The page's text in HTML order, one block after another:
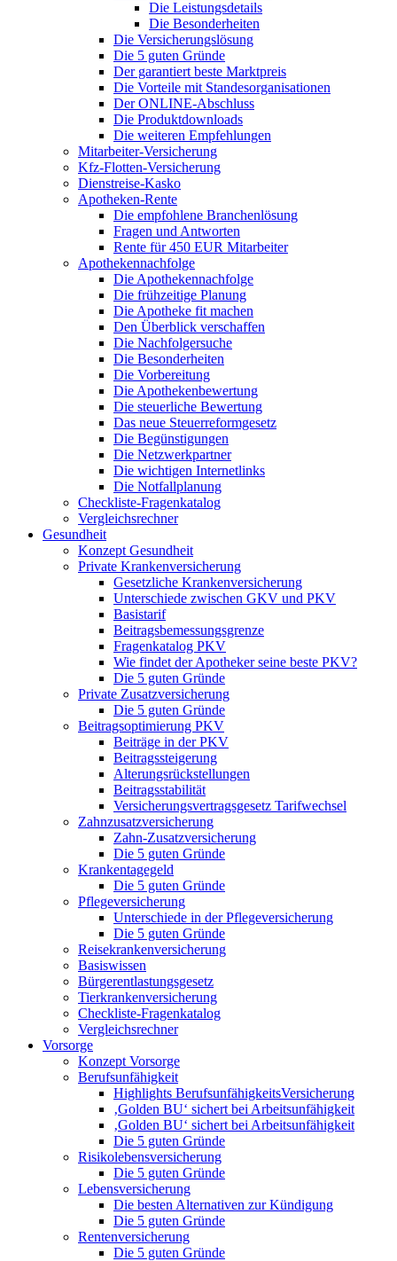
Die Leistungsdetails
Die Besonderheiten
Die Versicherungslösung
Die 5 guten Gründe
Der garantiert beste Marktpreis
Die Vorteile mit Standesorganisationen
Der ONLINE-Abschluss
Die Produktdownloads
Die weiteren Empfehlungen
Mitarbeiter-Versicherung
Kfz-Flotten-Versicherung
Dienstreise-Kasko
Apotheken-Rente
Die empfohlene Branchenlösung
Fragen und Antworten
Rente für 450 EUR Mitarbeiter
Apothekennachfolge
Die Apothekennachfolge
Die frühzeitige Planung
Die Apotheke fit machen
Den Überblick verschaffen
Die Nachfolgersuche
Die Besonderheiten
Die Vorbereitung
Die Apothekenbewertung
Die steuerliche Bewertung
Das neue Steuerreformgesetz
Die Begünstigungen
Die Netzwerkpartner
Die wichtigen Internetlinks
Die Notfallplanung
Checkliste-Fragenkatalog
Vergleichsrechner
Gesundheit
Konzept Gesundheit
Private Krankenversicherung
Gesetzliche Krankenversicherung
Unterschiede zwischen GKV und PKV
Basistarif
Beitragsbemessungsgrenze
Fragenkatalog PKV
Wie findet der Apotheker seine beste PKV?
Die 5 guten Gründe
Private Zusatzversicherung
Die 5 guten Gründe
Beitragsoptimierung PKV
Beiträge in der PKV
Beitragssteigerung
Alterungsrückstellungen
Beitragsstabilität
Versicherungsvertragsgesetz Tarifwechsel
Zahnzusatzversicherung
Zahn-Zusatzversicherung
Die 5 guten Gründe
Krankentagegeld
Die 5 guten Gründe
Pflegeversicherung
Unterschiede in der Pflegeversicherung
Die 5 guten Gründe
Reisekrankenversicherung
Basiswissen
Bürgerentlastungsgesetz
Tierkrankenversicherung
Checkliste-Fragenkatalog
Vergleichsrechner
Vorsorge
Konzept Vorsorge
Berufsunfähigkeit
Highlights BerufsunfähigkeitsVersicherung
‚Golden BU‘ sichert bei Arbeitsunfähigkeit
‚Golden BU‘ sichert bei Arbeitsunfähigkeit
Die 5 guten Gründe
Risikolebensversicherung
Die 5 guten Gründe
Lebensversicherung
Die besten Alternativen zur Kündigung
Die 5 guten Gründe
Rentenversicherung
Die 5 guten Gründe